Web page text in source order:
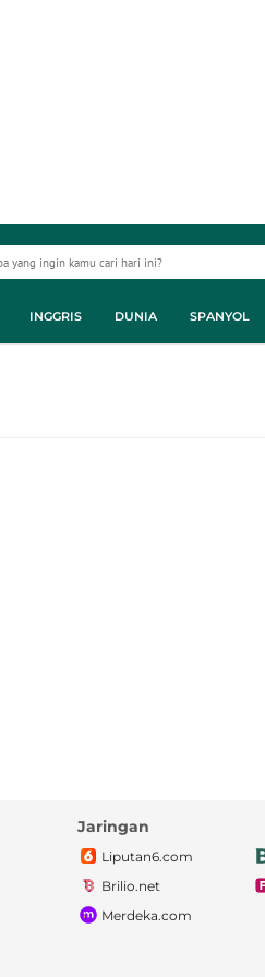
INGGRIS DUNIA SPANYOL
Jaringan
Liputan6.com
Brilio.net
Merdeka.com